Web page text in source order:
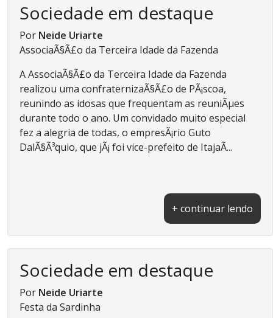
Sociedade em destaque
Por Neide Uriarte
AssociaÃ§Ã£o da Terceira Idade da Fazenda
A AssociaÃ§Ã£o da Terceira Idade da Fazenda
realizou uma confraternizaÃ§Ã£o de PÃ¡scoa,
reunindo as idosas que frequentam as reuniÃµes
durante todo o ano. Um convidado muito especial
fez a alegria de todas, o empresÃ¡rio Guto
DalÃ§Ã³quio, que jÃ¡ foi vice-prefeito de ItajaÃ­...
+ continuar lendo
Sociedade em destaque
Por Neide Uriarte
Festa da Sardinha